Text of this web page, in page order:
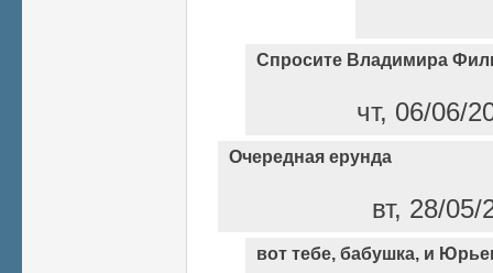
Спросите Владимира
чт, 06/06/
Очередная ерунда
вт, 28/
вот тебе, бабушка, и